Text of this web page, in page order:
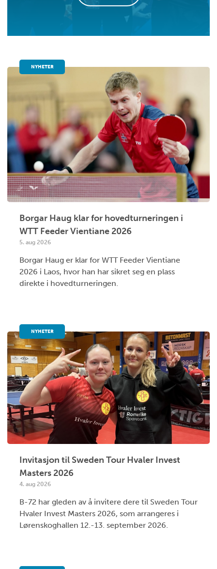
NYHETER
Borgar Haug klar for hovedturneringen i
WTT Feeder Vientiane 2026
5. aug 2026
Borgar Haug er klar for WTT Feeder Vientiane
2026 i Laos, hvor han har sikret seg en plass
direkte i hovedturneringen.
NYHETER
Invitasjon til Sweden Tour Hvaler Invest
Masters 2026
4. aug 2026
B-72 har gleden av å invitere dere til Sweden Tour
Hvaler Invest Masters 2026, som arrangeres i
Lørenskoghallen 12.-13. september 2026.